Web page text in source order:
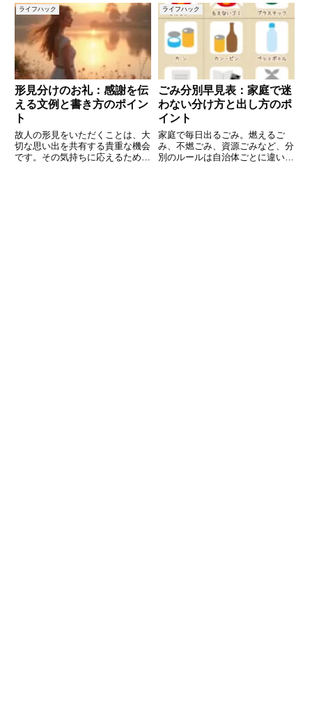
う。しかし、実は春一番には明確
な気象条件や発表基準があり、単
なる「春の強い風」ではありませ
ん。この記事では、春一番の意味
や
タイヤ寿命・事故リスクにまで影
響します。「どれくらい入れれば
いいの？」「車種によって違う
の？」「高速道路や長距離では変
え
ライフハック
形見分けのお礼：感謝を伝
える文例と書き方のポイン
ト
故人の形見をいただくことは、大
切な思い出を共有する貴重な機会
です。その気持ちに応えるために
ライフハック
ごみ分別早見表：家庭で迷
わない分け方と出し方のポ
イント
家庭で毎日出るごみ。燃えるご
み、不燃ごみ、資源ごみなど、分
別のルールは自治体ごとに違い、